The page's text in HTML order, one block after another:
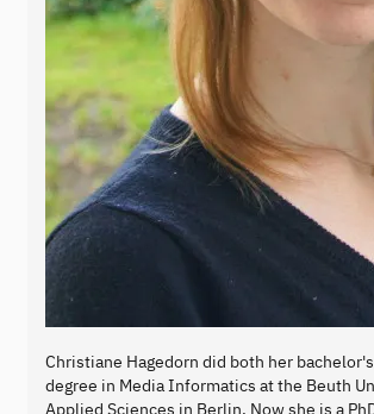
Christiane Hagedorn did both her
degree in Media Informatics at the Beuth
Applied Sciences in Berlin. Now she is a